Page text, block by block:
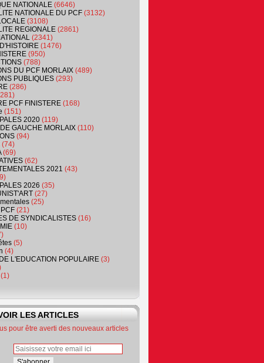
NATIONALE (6646)
NATIONALE DU PCF (3132)
(3108)
REGIONALE (2861)
(2341)
(1476)
(950)
(788)
DU PCF MORLAIX (489)
PUBLIQUES (293)
(286)
PCF FINISTERE (168)
(151)
2020 (119)
GAUCHE MORLAIX (110)
(94)
(74)
(69)
(62)
2021 (43)
2026 (35)
(27)
(25)
(21)
DE SYNDICALISTES (16)
(10)
(5)
(4)
L'EDUCATION POPULAIRE (3)
(1)
LES ARTICLES
pour être averti des nouveaux articles